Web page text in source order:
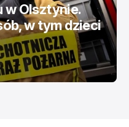
w Olsztynie.
w tym dzieci